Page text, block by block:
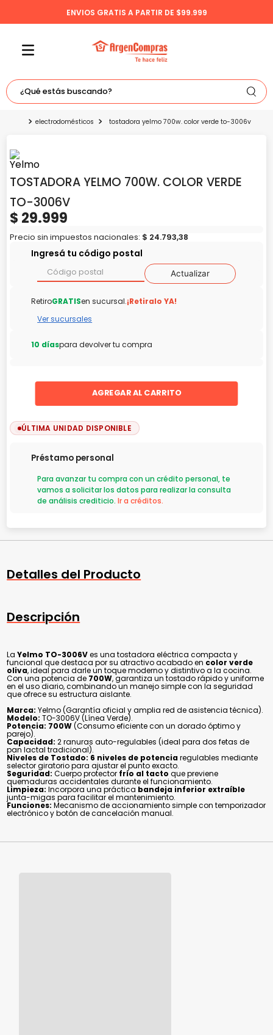
ENVIOS GRATIS A PARTIR DE $99.999
¿Qué estás buscando?
TÉRMINOS MÁS BUSCADOS
2.
3.
bicicleta
4.
tv
5. tablet
electrodomésticos tostadora yelmo 700w. color verde to-3006v
TOSTADORA YELMO 700W. COLOR VERDE
TO-3006V
$ 29.999
Precio sin impuestos nacionales: $ 24.793,38
Ingresá tu código postal
Actualizar
RetiroGRATISen sucursal.¡Retiralo YA!
Ver sucursales
10 díaspara devolver tu compra
AGREGAR AL CARRITO
ÚLTIMA UNIDAD DISPONIBLE
Préstamo personal
Para avanzar tu compra con un crédito personal, te
vamos a solicitar los datos para realizar la consulta
de análisis crediticio.Ir a créditos.
Detalles del Producto
Descripción
LaYelmo TO-3006Ves una tostadora eléctrica compacta y
funcional que destaca por su atractivo acabado en color verde
oliva, ideal para darle un toque moderno y distintivo a la cocina.
Con una potencia de 700W, garantiza un tostado rápido y uniforme
en el uso diario, combinando un manejo simple con la seguridad
que ofrece su estructura aislante.
Marca: Yelmo (Garantía oficial y amplia red de asistencia técnica).
Modelo: TO-3006V (Línea Verde).
Potencia: 700W(Consumo eficiente con un dorado óptimo y
parejo).
Capacidad: 2 ranuras auto-regulables (ideal para dos fetas de
pan lactal tradicional).
Niveles de Tostado: 6 niveles de potenciaregulables mediante
selector giratorio para ajustar el punto exacto.
Seguridad: Cuerpo protector frío al tacto que previene
quemaduras accidentales durante el funcionamiento.
Limpieza: Incorpora una práctica bandeja inferior extraíble
junta-migas para facilitar el mantenimiento.
Funciones: Mecanismo de accionamiento simple con temporizador
electrónico y botón de cancelación manual.